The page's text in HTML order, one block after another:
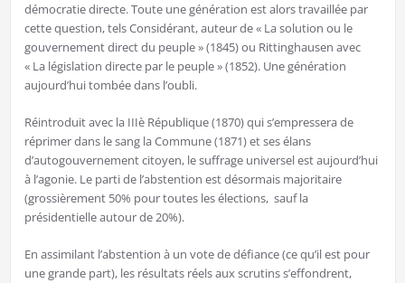
démocratie directe. Toute une génération est alors travaillée par
cette question, tels Considérant, auteur de « La solution ou le
gouvernement direct du peuple » (1845) ou Rittinghausen avec
« La législation directe par le peuple » (1852). Une génération
aujourd’hui tombée dans l’oubli.
Réintroduit avec la IIIè République (1870) qui s’empressera de
réprimer dans le sang la Commune (1871) et ses élans
d’autogouvernement citoyen, le suffrage universel est aujourd’hui
à l’agonie. Le parti de l’abstention est désormais majoritaire
(grossièrement 50% pour toutes les élections, sauf la
présidentielle autour de 20%).
En assimilant l’abstention à un vote de défiance (ce qu’il est pour
une grande part), les résultats réels aux scrutins s’effondrent,